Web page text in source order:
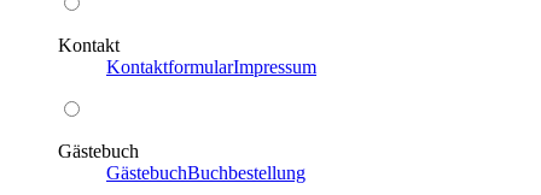
Kontakt
KontaktformularImpressum
Gästebuch
GästebuchBuchbestellung